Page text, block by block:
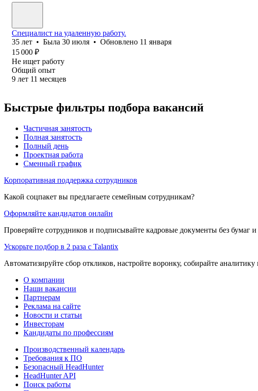
Специалист на удаленную работу.
35 лет • Была 30 июля • Обновлено 11 января
15 000 ₽
Не ищет работу
Общий опыт
9 лет 11 месяцев
Быстрые фильтры подбора вакансий
Частичная занятость
Полная занятость
Полный день
Проектная работа
Сменный график
Корпоративная поддержка сотрудников
Какой соцпакет вы предлагаете семейным сотрудникам?
Оформляйте кандидатов онлайн
Проверяйте сотрудников и подписывайте кадровые документы без бумаг
Ускорьте подбор в 2 раза с Talantix
Автоматизируйте сбор откликов, настройте воронку, собирайте аналитику
О компании
Наши вакансии
Партнерам
Реклама на сайте
Новости и статьи
Инвесторам
Кандидаты по профессиям
Производственный календарь
Требования к ПО
Безопасный HeadHunter
HeadHunter API
Поиск работы